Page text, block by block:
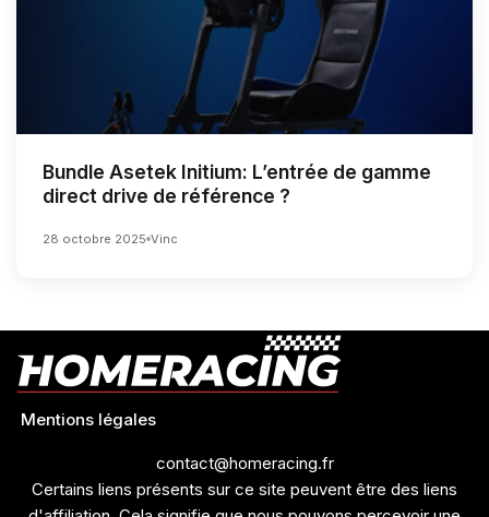
Bundle Asetek Initium: L’entrée de gamme
direct drive de référence ?
28 octobre 2025 Vinc
Mentions légales
contact@homeracing.fr
Certains liens présents sur ce site peuvent être des liens